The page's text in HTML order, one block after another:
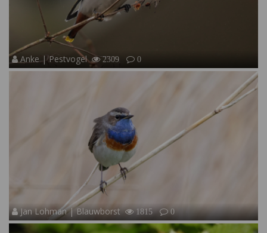
Anke | Pestvogel 2309 0
Jan Lohman | Blauwborst 1815 0